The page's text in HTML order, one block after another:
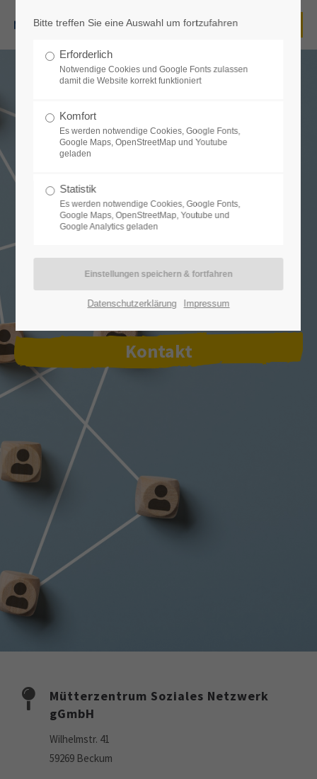
Benutzername
Passwort
Anmelden
Register|Lost your password?
Support
24h / 365days
We offer support for our customers
Mon - Fri 8:00am - 5:00pm
Get in touch
Cybersteel Inc.
376-293 City Road, Suite 600
San Francisco, CA 94102
info@yourdomain.com
About us
Lorem ipsum dolor sit amet, consectetuer
Aenean commodo ligula eget dolor. Aenean massa. Cum
Kontakt
Mütterzentrum Soziales Netzwerk
gGmbH
Wilhelmstr. 41
59269 Beckum
Bitte treffen Sie eine Auswahl um fortzufahren
Erforderlich
Notwendige Cookies und Google Fonts zulassen
damit die Website korrekt funktioniert
Komfort
Es werden notwendige Cookies, Google Fonts,
Google Maps, OpenStreetMap und Youtube
geladen
Statistik
Es werden notwendige Cookies, Google Fonts,
Google Maps, OpenStreetMap, Youtube und
Google Analytics geladen
Datenschutzerklärung Impressum